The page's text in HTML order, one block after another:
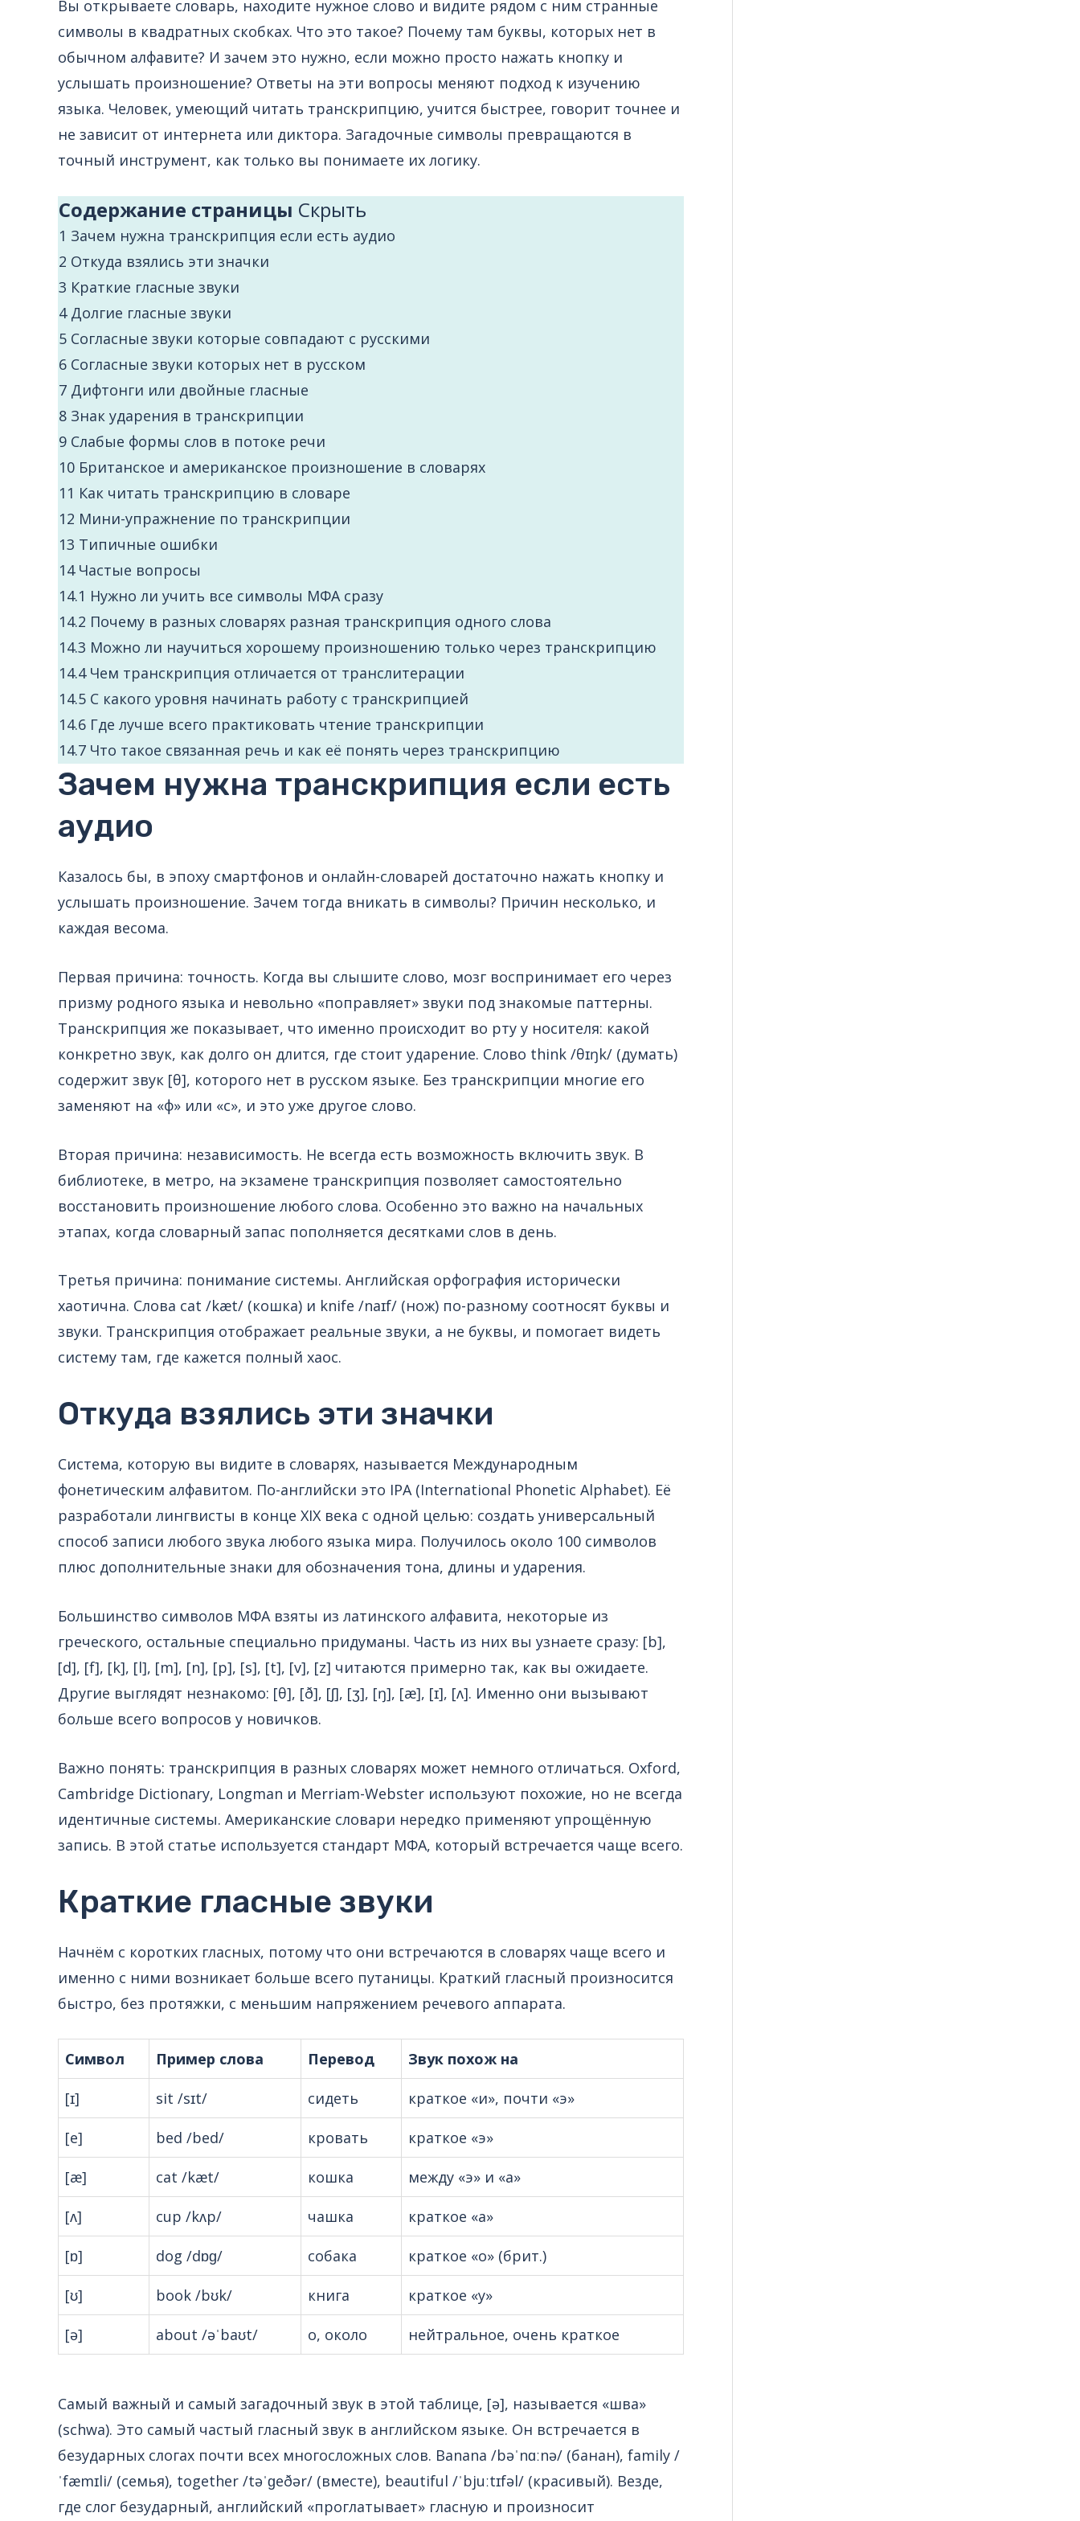
Вы открываете словарь, находите нужное слово и видите рядом с ним странные
символы в квадратных скобках. Что это такое? Почему там буквы, которых нет в
обычном алфавите? И зачем это нужно, если можно просто нажать кнопку и
услышать произношение? Ответы на эти вопросы меняют подход к изучению
языка. Человек, умеющий читать транскрипцию, учится быстрее, говорит точнее и
не зависит от интернета или диктора. Загадочные символы превращаются в
точный инструмент, как только вы понимаете их логику.
Содержание страницы Cкрыть
1 Зачем нужна транскрипция если есть аудио
2 Откуда взялись эти значки
3 Краткие гласные звуки
4 Долгие гласные звуки
5 Согласные звуки которые совпадают с русскими
6 Согласные звуки которых нет в русском
7 Дифтонги или двойные гласные
8 Знак ударения в транскрипции
9 Слабые формы слов в потоке речи
10 Британское и американское произношение в словарях
11 Как читать транскрипцию в словаре
12 Мини-упражнение по транскрипции
13 Типичные ошибки
14 Частые вопросы
14.1 Нужно ли учить все символы МФА сразу
14.2 Почему в разных словарях разная транскрипция одного слова
14.3 Можно ли научиться хорошему произношению только через транскрипцию
14.4 Чем транскрипция отличается от транслитерации
14.5 С какого уровня начинать работу с транскрипцией
14.6 Где лучше всего практиковать чтение транскрипции
14.7 Что такое связанная речь и как её понять через транскрипцию
Зачем нужна транскрипция если есть
аудио
Казалось бы, в эпоху смартфонов и онлайн-словарей достаточно нажать кнопку и
услышать произношение. Зачем тогда вникать в символы? Причин несколько, и
каждая весома.
Первая причина: точность. Когда вы слышите слово, мозг воспринимает его через
призму родного языка и невольно «поправляет» звуки под знакомые паттерны.
Транскрипция же показывает, что именно происходит во рту у носителя: какой
конкретно звук, как долго он длится, где стоит ударение. Слово think /θɪŋk/ (думать)
содержит звук [θ], которого нет в русском языке. Без транскрипции многие его
заменяют на «ф» или «с», и это уже другое слово.
Вторая причина: независимость. Не всегда есть возможность включить звук. В
библиотеке, в метро, на экзамене транскрипция позволяет самостоятельно
восстановить произношение любого слова. Особенно это важно на начальных
этапах, когда словарный запас пополняется десятками слов в день.
Третья причина: понимание системы. Английская орфография исторически
хаотична. Слова cat /kæt/ (кошка) и knife /naɪf/ (нож) по-разному соотносят буквы и
звуки. Транскрипция отображает реальные звуки, а не буквы, и помогает видеть
систему там, где кажется полный хаос.
Откуда взялись эти значки
Система, которую вы видите в словарях, называется Международным
фонетическим алфавитом. По-английски это IPA (International Phonetic Alphabet). Её
разработали лингвисты в конце XIX века с одной целью: создать универсальный
способ записи любого звука любого языка мира. Получилось около 100 символов
плюс дополнительные знаки для обозначения тона, длины и ударения.
Большинство символов МФА взяты из латинского алфавита, некоторые из
греческого, остальные специально придуманы. Часть из них вы узнаете сразу: [b],
[d], [f], [k], [l], [m], [n], [p], [s], [t], [v], [z] читаются примерно так, как вы ожидаете.
Другие выглядят незнакомо: [θ], [ð], [ʃ], [ʒ], [ŋ], [æ], [ɪ], [ʌ]. Именно они вызывают
больше всего вопросов у новичков.
Важно понять: транскрипция в разных словарях может немного отличаться. Oxford,
Cambridge Dictionary, Longman и Merriam-Webster используют похожие, но не всегда
идентичные системы. Американские словари нередко применяют упрощённую
запись. В этой статье используется стандарт МФА, который встречается чаще всего.
Краткие гласные звуки
Начнём с коротких гласных, потому что они встречаются в словарях чаще всего и
именно с ними возникает больше всего путаницы. Краткий гласный произносится
быстро, без протяжки, с меньшим напряжением речевого аппарата.
Символ Пример слова Перевод Звук похож на
[ɪ] sit /sɪt/ сидеть краткое «и», почти «э»
[e] bed /bed/ кровать краткое «э»
[æ] cat /kæt/ кошка между «э» и «а»
[ʌ] cup /kʌp/ чашка краткое «а»
[ɒ] dog /dɒɡ/ собака краткое «о» (брит.)
[ʊ] book /bʊk/ книга краткое «у»
[ə] about /əˈbaʊt/ о, около нейтральное, очень краткое
Самый важный и самый загадочный звук в этой таблице, [ə], называется «шва»
(schwa). Это самый частый гласный звук в английском языке. Он встречается в
безударных слогах почти всех многосложных слов. Banana /bəˈnɑːnə/ (банан), family /
ˈfæmɪli/ (семья), together /təˈɡeðər/ (вместе), beautiful /ˈbjuːtɪfəl/ (красивый). Везде,
где слог безударный, английский «проглатывает» гласную и произносит